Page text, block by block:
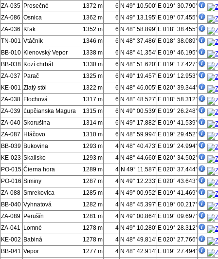
ZA-035 Prosečné 1372 m 6 N 49° 10.500' E 019° 30.790'
ZA-086 Osnica 1362 m 6 N 49° 13.195' E 019° 07.455'
ZA-036
Kľak 1352 m 6 N 48° 58.899' E 018° 38.455'
TN-001 Vtáčnik 1346 m 6 N 48° 37.486' E 018° 38.089'
BB-010 Klenovský Vepor 1338 m 6 N 48° 41.354' E 019° 46.195'
BB-038 Kozí chrbát 1330 m 6 N 48° 51.620' E 019° 17.427'
ZA-037
Parač 1325 m 6 N 49° 19.457' E 019° 12.953'
KE-001 Zlatý stôl 1322 m 6 N 48° 46.005' E 020° 39.344'
ZA-038 Flochová 1317 m 6 N 48° 48.527' E 018° 58.312'
ZA-039 Ľupčianska Magura 1315 m 6 N 49° 00.539' E 019° 26.248'
ZA-040 Skorušina 1314 m 6 N 49° 17.882' E 019° 41.539'
ZA-087
Hláčovo 1310 m 6 N 48° 59.994' E 019° 29.452'
BB-039 Bukovina 1293 m 4 N 48° 40.473' E 019° 24.994'
KE-023 Skalisko 1293 m 4 N 48° 44.660' E 020° 34.502'
PO-015 Čierna hora 1289 m 4 N 49° 11.587' E 020° 37.444'
PO-016 Siminy 1287 m 4 N 49° 12.233' E 020° 43.643'
ZA-088 Smrekovica 1285 m 4 N 49° 00.952' E 019° 41.469'
BB-040 Vyhnatová 1282 m 4 N 48° 45.397' E 019° 00.217'
ZA-089 Perušín 1281 m 4 N 49° 00.864' E 019° 09.697'
ZA-041
Lomné 1278 m 4 N 49° 10.280' E 019° 28.312'
KE-002 Babiná 1278 m 4 N 48° 49.814' E 020° 27.766'
BB-041 Vepor 1277 m 4 N 48° 42.914' E 019° 27.494'